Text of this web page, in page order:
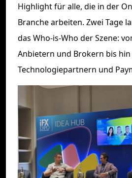
Highlight für alle, die in der
Branche arbeiten. Zwei Tage
das Who-is-Who der Szene:
Anbietern und Brokern bis hin
Technologiepartnern und